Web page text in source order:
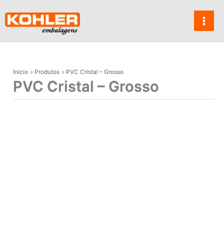
para
conteúdo
Início Produtos PVC Cristal – Grosso
PVC Cristal – Grosso